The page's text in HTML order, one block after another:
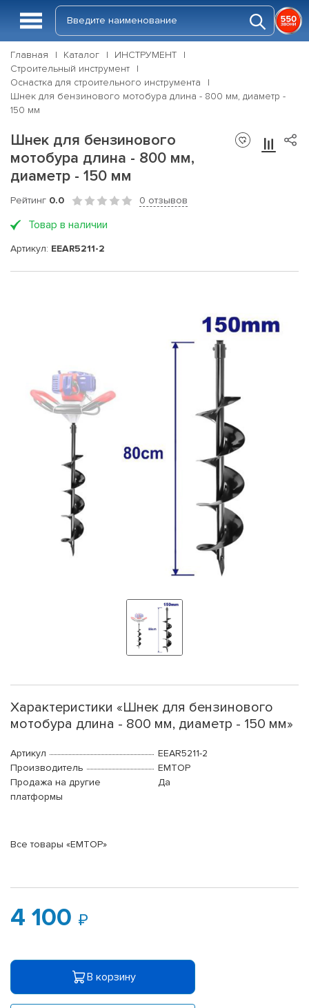
Главная Каталог
ИНСТРУМЕНТ
Строительный инструмент
Оснастка для строительного инструмента
Шнек для бензинового мотобура длина - 800 мм, диаметр -
150 мм
Шнек для бензинового
мотобура длина - 800 мм,
диаметр - 150 мм
Рейтинг 0.0 0 отзывов
Товар в наличии
Артикул: EEAR5211-2
Характеристики «Шнек для бензинового
мотобура длина - 800 мм, диаметр - 150 мм»
Артикул
EEAR5211-2
Производитель
EMTOP
Продажа на другие
платформы
Да
Все товары «EMTOP»
4 100
В корзину